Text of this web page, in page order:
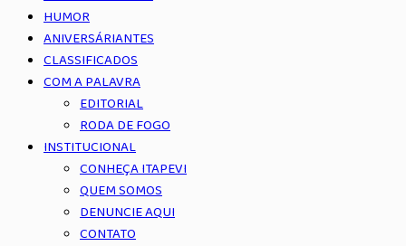
HUMOR
ANIVERSÁRIANTES
CLASSIFICADOS
COM A PALAVRA
EDITORIAL
RODA DE FOGO
INSTITUCIONAL
CONHEÇA ITAPEVI
QUEM SOMOS
DENUNCIE AQUI
CONTATO